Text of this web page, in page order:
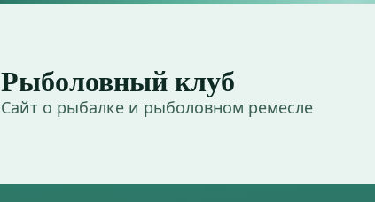
Рыболовный клуб
Сайт о рыбалке и рыболовном ремесле